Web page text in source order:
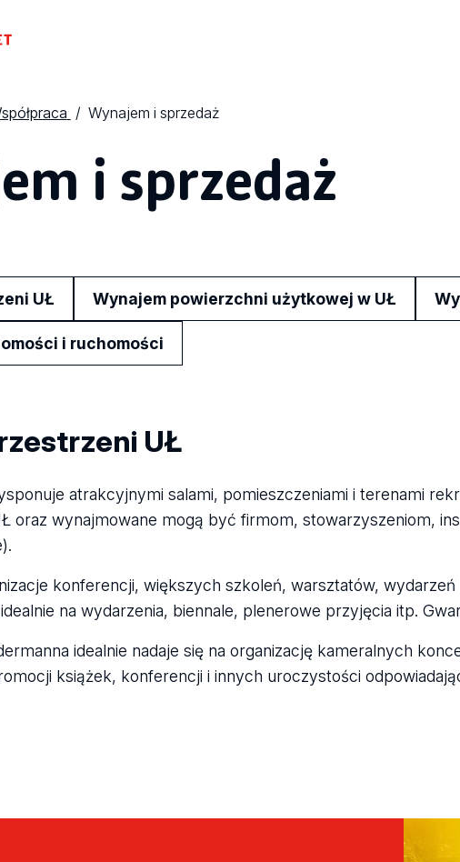
Wynajem i sprzedaż
i sprzedaż
UŁ Wynajem powierzchni użytkowej w UŁ
i ruchomości
UŁ
atrakcyjnymi salami, pomieszczeniami i terenami
oraz wynajmowane mogą być firmom, stowarzyszeniom,
konferencji, większych szkoleń, warsztatów,
na wydarzenia, biennale, plenerowe przyjęcia itp.
idealnie nadaje się na organizację kameralnych
książek, konferencji i innych uroczystości